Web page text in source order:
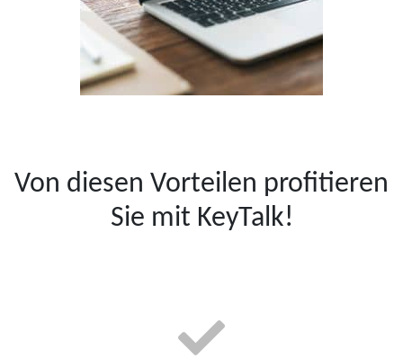
Von diesen Vorteilen profitieren
Sie mit KeyTalk!